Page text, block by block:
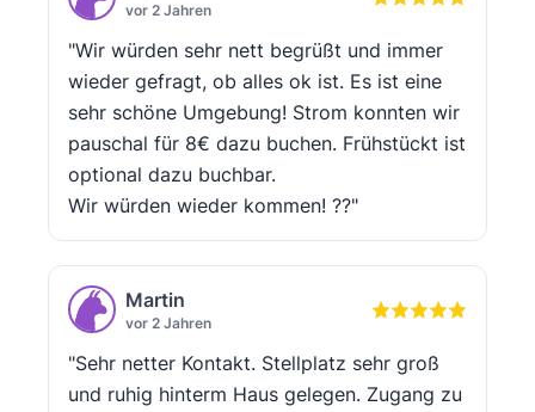
vor 2 Jahren
"Wir würden sehr nett begrüßt und immer
wieder gefragt, ob alles ok ist. Es ist eine
sehr schöne Umgebung! Strom konnten wir
pauschal für 8€ dazu buchen. Frühstückt ist
optional dazu buchbar.
Wir würden wieder kommen! ??"
Martin
vor 2 Jahren
"Sehr netter Kontakt. Stellplatz sehr groß
und ruhig hinterm Haus gelegen. Zugang zu